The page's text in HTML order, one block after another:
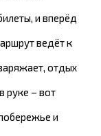
и вперёд
ведёт к
отдых
руке – вот
и